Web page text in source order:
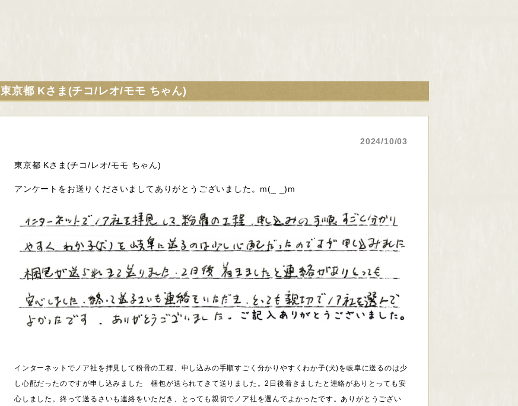
東京都 Kさま(チコ/レオ/モモ ちゃん)
2024/10/03
東京都 Kさま(チコ/レオ/モモ ちゃん)
アンケートをお送りくださいましてありがとうございました。m(_ _)m
インターネットでノア社を拝見して粉骨の工程、申し込みの手順すごく分かりやすくわか子(犬)を岐阜に送るのは少
し心配だったのですが申し込みました 梱包が送られてきて送りました。2日後着きましたと連絡がありとっても安
心しました。終って送るさいも連絡をいただき、とっても親切でノア社を選んでよかったです。ありがとうござい